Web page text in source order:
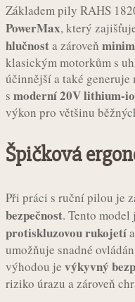
Základem pily RAHS
PowerMax, který
hlučnosta zároveň
klasickým motorkům s
účinnější a také
s moderní 20V lithium-
výkon pro většinu
Špičková
Při práci s ruční pilou je
bezpečnost. Tento model
protiskluzovou rukojetía
umožňuje snadné
výhodou je výkyvný
riziko úrazu a zároveň